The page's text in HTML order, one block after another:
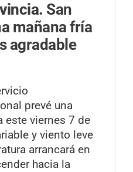
San
mañana fría
agradable
prevé una
este viernes 7 de
y viento leve
arrancará en
hacia la